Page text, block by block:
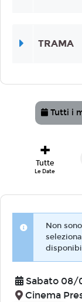
Tutti i
+
Tutte
Le Date
TRAMA
Non
Sabato 08/
Cinema